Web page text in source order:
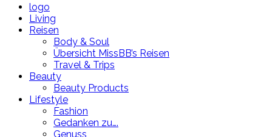
logo
Living
Reisen
Body & Soul
Übersicht MissBB’s Reisen
Travel & Trips
Beauty
Beauty Products
Lifestyle
Fashion
Gedanken zu….
Genuss